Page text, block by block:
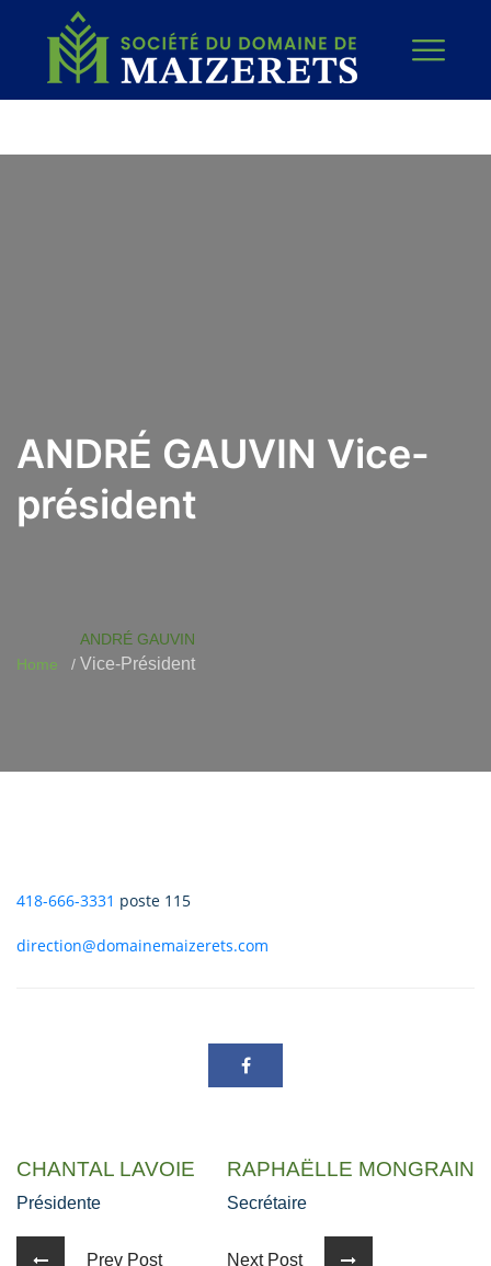
ANDRÉ GAUVIN Vice-
président
Home
ANDRÉ GAUVIN
Vice-Président
418-666-3331 poste 115
direction@domainemaizerets.com
CHANTAL LAVOIE
Présidente
Prev Post
RAPHAËLLE MONGRAIN
Secrétaire
Next Post